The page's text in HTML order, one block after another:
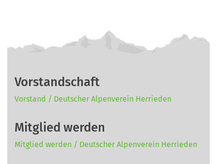
Vorstandschaft
Vorstand / Deutscher Alpenverein Herrieden
Mitglied werden
Mitglied werden / Deutscher Alpenverein Herrieden